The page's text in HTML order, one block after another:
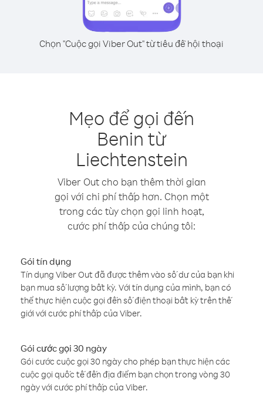
Chọn "Cuộc gọi Viber Out" từ tiêu đề hội thoại
Mẹo để gọi đến
Benin từ
Liechtenstein
Viber Out cho bạn thêm thời gian
gọi với chi phí thấp hơn. Chọn một
trong các tùy chọn gọi linh hoạt,
cước phí thấp của chúng tôi:
Gói tín dụng
Tín dụng Viber Out đã được thêm vào số dư của bạn khi
bạn mua số lượng bất kỳ. Với tín dụng của mình, bạn có
thể thực hiện cuộc gọi đến số điện thoại bất kỳ trên thế
giới với cước phí thấp của Viber.
Gói cước gọi 30 ngày
Gói cước cuộc gọi 30 ngày cho phép bạn thực hiện các
cuộc gọi quốc tế đến địa điểm bạn chọn trong vòng 30
ngày với cước phí thấp của Viber.